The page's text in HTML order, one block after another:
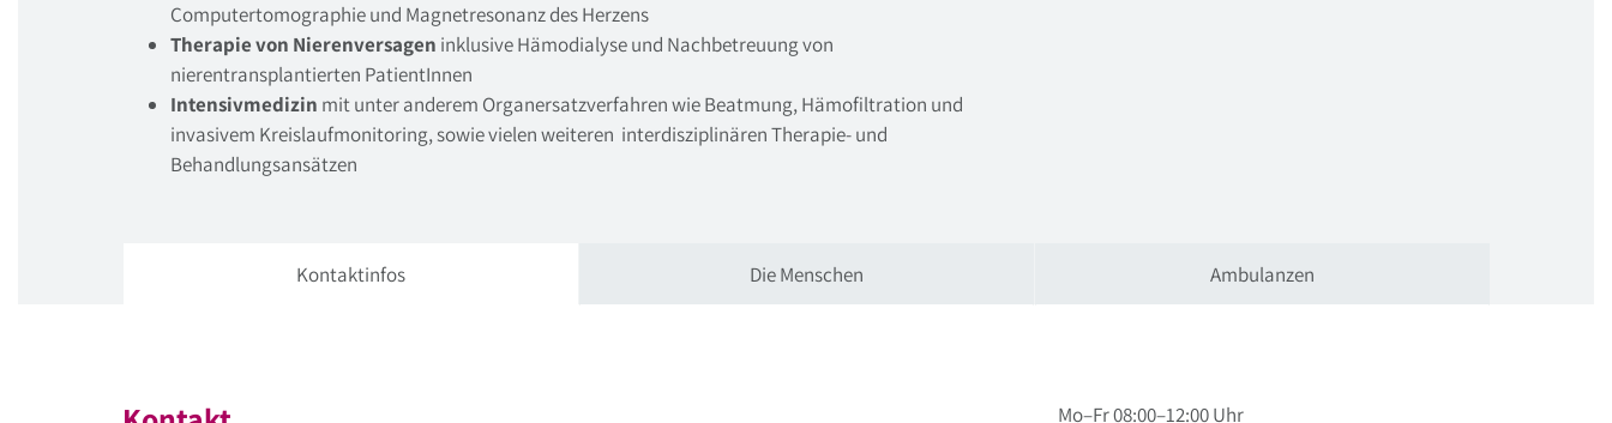
Computertomographie und Magnetresonanz des Herzens
Therapie von Nierenversagen inklusive Hämodialyse und Nachbetreuung von
nierentransplantierten PatientInnen
Intensivmedizin mit unter anderem Organersatzverfahren wie Beatmung, Hämofiltration und
invasivem Kreislaufmonitoring, sowie vielen weiteren interdisziplinären Therapie- und
Behandlungsansätzen
Kontaktinfos Die Menschen Ambulanzen
Mo–Fr 08:00–12:00 Uhr